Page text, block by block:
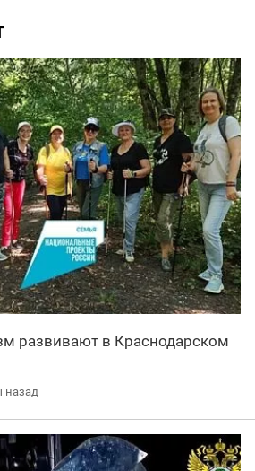
развивают в Краснодарском
назад